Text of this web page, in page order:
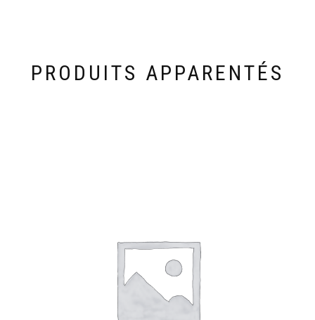
PRODUITS APPARENTÉS